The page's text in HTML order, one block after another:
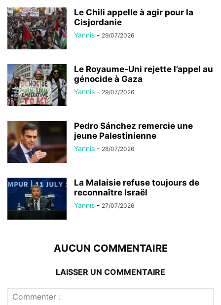
Le Chili appelle à agir pour la
Cisjordanie
Yannis - 29/07/2026
Le Royaume-Uni rejette l’appel au
génocide à Gaza
Yannis - 29/07/2026
Pedro Sánchez remercie une
jeune Palestinienne
Yannis - 28/07/2026
La Malaisie refuse toujours de
reconnaître Israël
Yannis - 27/07/2026
AUCUN COMMENTAIRE
LAISSER UN COMMENTAIRE